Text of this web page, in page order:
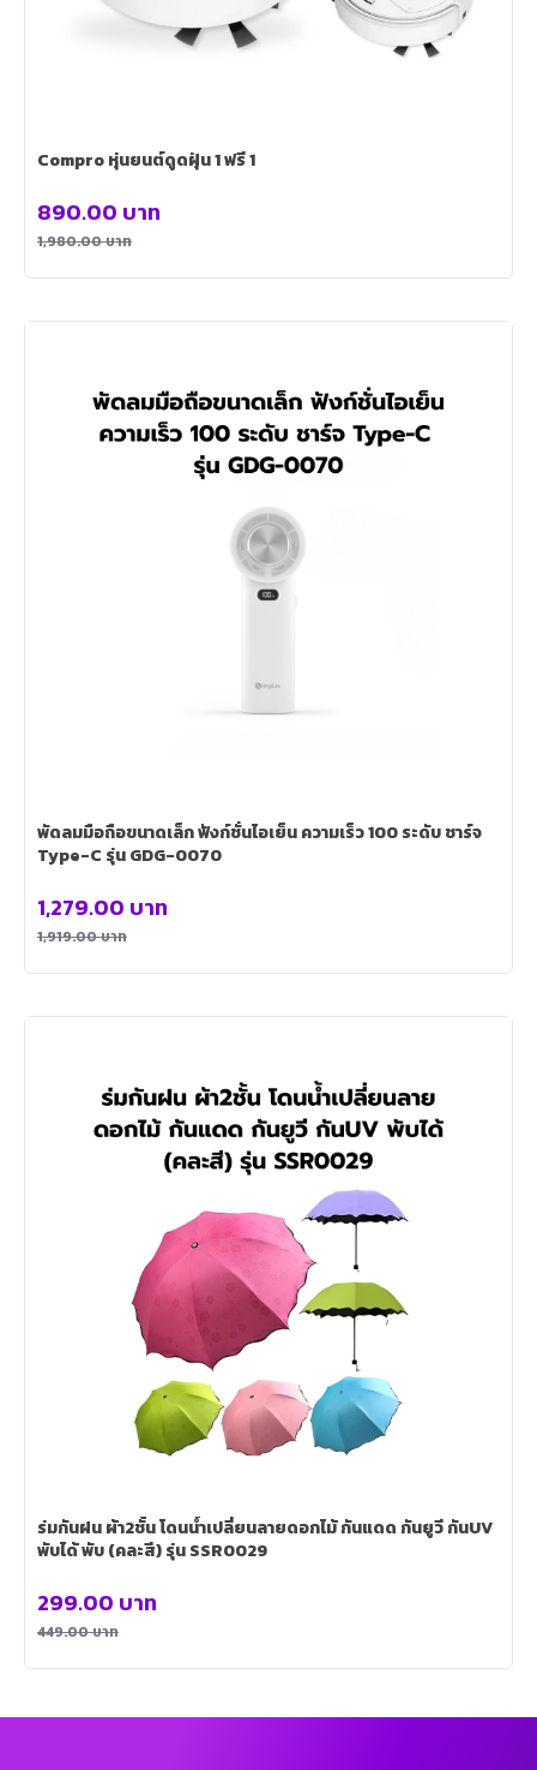
Compro หุ่นยนต์ดูดฝุ่น 1 ฟรี 1
1,980.00บาท
890.00 บาท
พัดลมมือถือขนาดเล็ก ฟังก์ชั่นไอเย็น ความเร็ว 100 ระดับ ชาร์จ
Type-C รุ่น GDG-0070
1,919.00บาท
1,279.00 บาท
ร่มกันฝน ผ้า2ชั้น โดนน้ำเปลี่ยนลายดอกไม้ กันแดด กันยูวี กันUV
พับได้ พับ (คละสี) รุ่น SSR0029
449.00บาท
299.00 บาท